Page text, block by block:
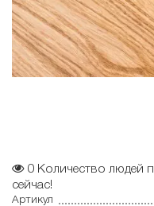
0 Количество людей
сейчас!
Артикул